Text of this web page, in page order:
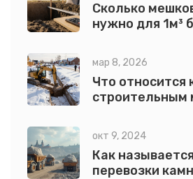
Сколько
нужно для 1м³
мар 8, 2026
Что относится
строительным
строительной
окт 9, 2024
Как
перевозки